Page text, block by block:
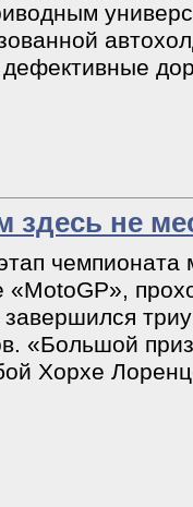
здесь не
чемпионата
«MotoGP»,
«Большой
Хорхе